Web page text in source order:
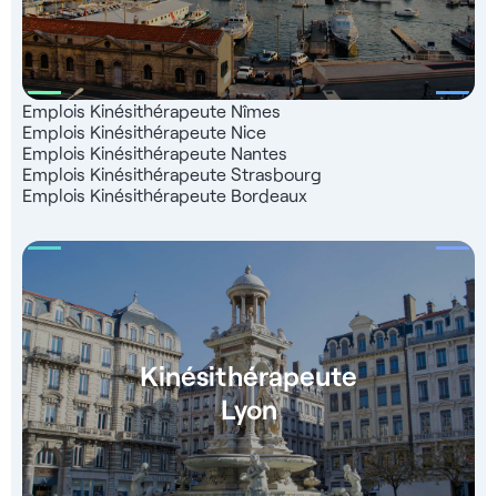
Emplois Kinésithérapeute Nîmes
Emplois Kinésithérapeute Nice
Emplois Kinésithérapeute Nantes
Emplois Kinésithérapeute Strasbourg
Emplois Kinésithérapeute Bordeaux
Kinésithérapeute
Lyon